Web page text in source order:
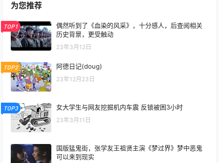
为您推荐
TOP1
偶然听到了《血染的风采》，十分感人，后查阅相关
历史背景，更受触动
23年3月12日
TOP2 阿德日记(doug)
23年12月23日
TOP3 女大学生与网友挖掘机内车震 反锁被困3小时
23年3月11日
国版猛鬼街，张学友王祖贤主演《梦过界》梦中恶鬼
可以来到现实